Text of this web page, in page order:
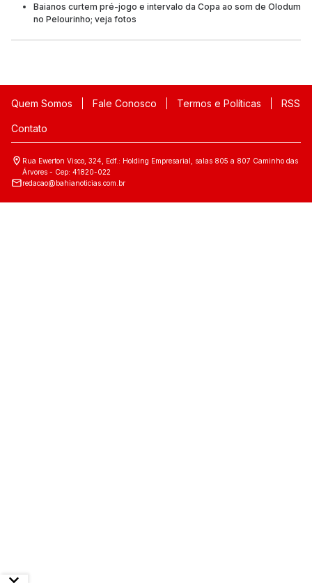
Baianos curtem pré-jogo e intervalo da Copa ao som de Olodum
no Pelourinho; veja fotos
Quem Somos Fale Conosco Termos e Políticas RSS
Contato
Rua Ewerton Visco, 324, Edf.: Holding Empresarial, salas 805 a 807 Caminho das
Árvores - Cep: 41820-022
redacao@bahianoticias.com.br